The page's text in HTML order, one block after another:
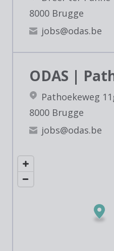
8000 Brugge
jobs@odas.be
ODAS |
Pathoekeweg
8000 Brugge
jobs@odas.be